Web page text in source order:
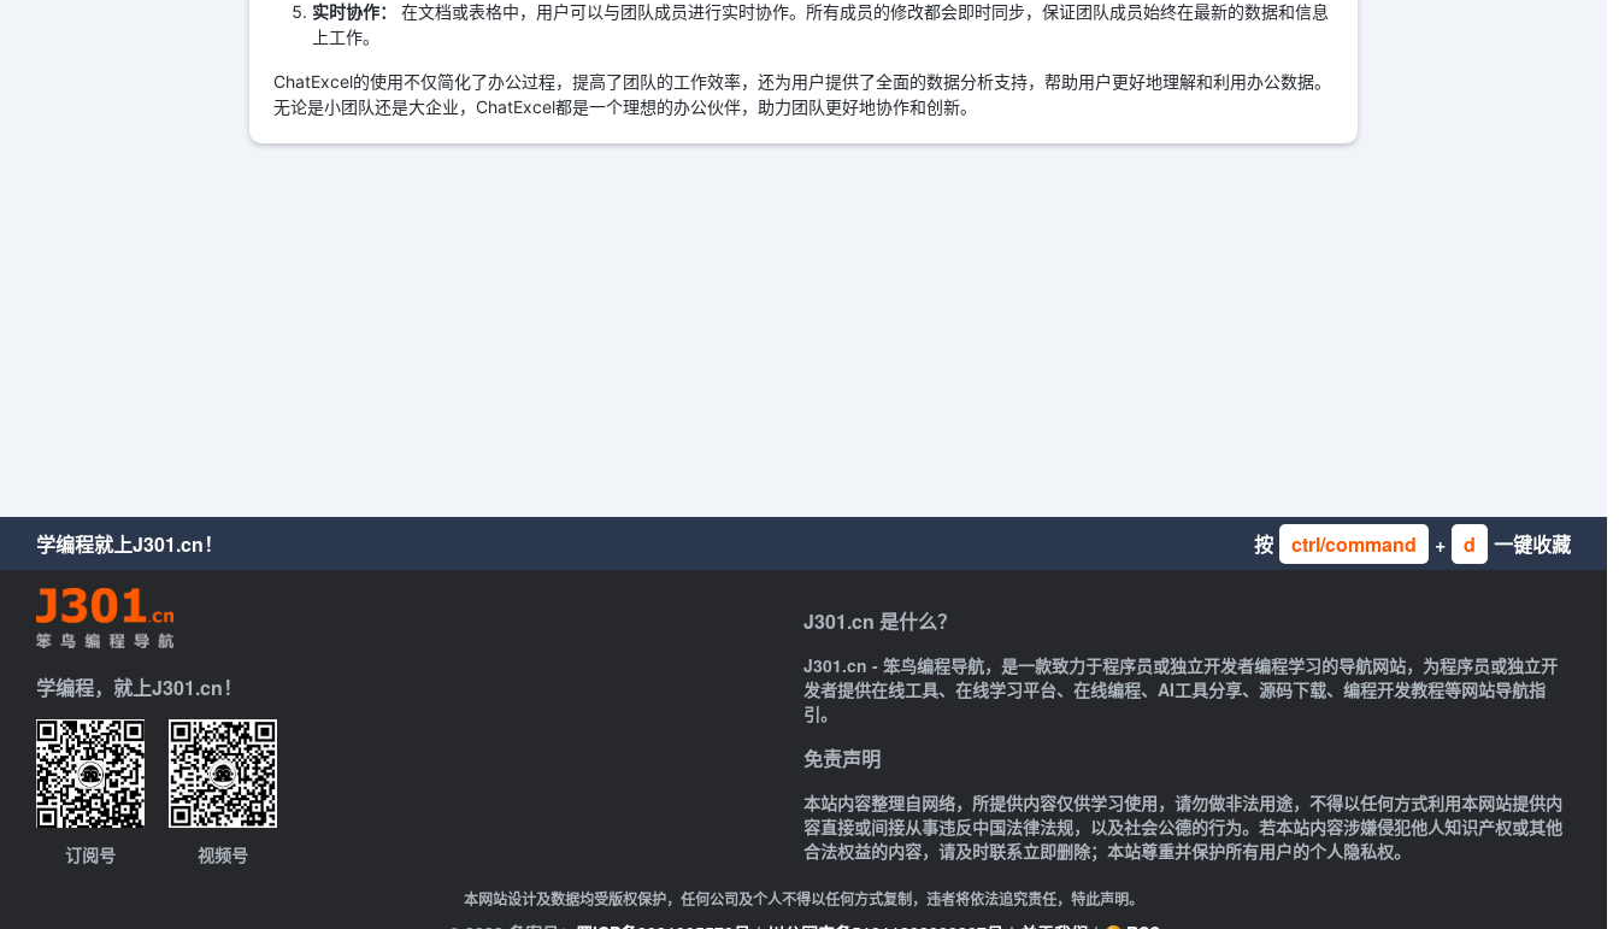
实时协作：
在文档或表格中，用户可以与团队成员进行实时协作。所有成员的修改都会即时同步，保证团队成员始终在最新的数据和信息
上工作。
ChatExcel的使用不仅简化了办公过程，提高了团队的工作效率，还为用户提供了全面的数据分析支持，帮助用户更好地理解和利用办公数据。
无论是小团队还是大企业，ChatExcel都是一个理想的办公伙伴，助力团队更好地协作和创新。
学编程就上J301.cn！ 按 ctrl/command + d 一键收藏
学编程，就上J301.cn！
订阅号 视频号
J301.cn 是什么？
J301.cn - 笨鸟编程导航，是一款致力于程序员或独立开发者编程学习的导航网站，为程序员或独立开
发者提供在线工具、在线学习平台、在线编程、AI工具分享、源码下载、编程开发教程等网站导航指
引。
免责声明
本站内容整理自网络，所提供内容仅供学习使用，请勿做非法用途，不得以任何方式利用本网站提供内
容直接或间接从事违反中国法律法规，以及社会公德的行为。若本站内容涉嫌侵犯他人知识产权或其他
合法权益的内容，请及时联系立即删除；本站尊重并保护所有用户的个人隐私权。
本网站设计及数据均受版权保护，任何公司及个人不得以任何方式复制，违者将依法追究责任，特此声明。